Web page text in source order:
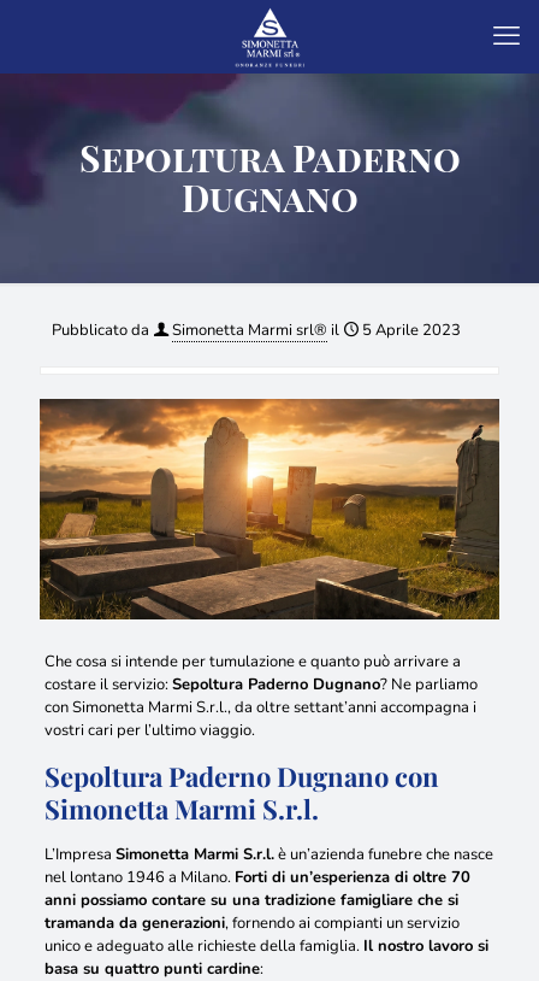
Sepoltura Paderno
Dugnano
Pubblicato da Simonetta Marmi srl® il 5 Aprile 2023
Che cosa si intende per tumulazione e quanto può arrivare a
costareil servizio:Sepoltura Paderno Dugnano? Ne parliamo
con Simonetta Marmi S.r.l., da oltre settant’anni accompagna i
vostri cari per l’ultimo viaggio.
Sepoltura Paderno Dugnano con
Simonetta Marmi S.r.l.
L’Impresa Simonetta Marmi S.r.l.è un’azienda funebre che nasce
nel lontano 1946 a Milano. Forti di un’esperienza di oltre 70
anni possiamo contare su una tradizione famigliare che si
tramanda da generazioni, fornendo ai compianti un servizio
unico e adeguato alle richieste della famiglia. Il nostro lavoro si
basa su quattro punti cardine: